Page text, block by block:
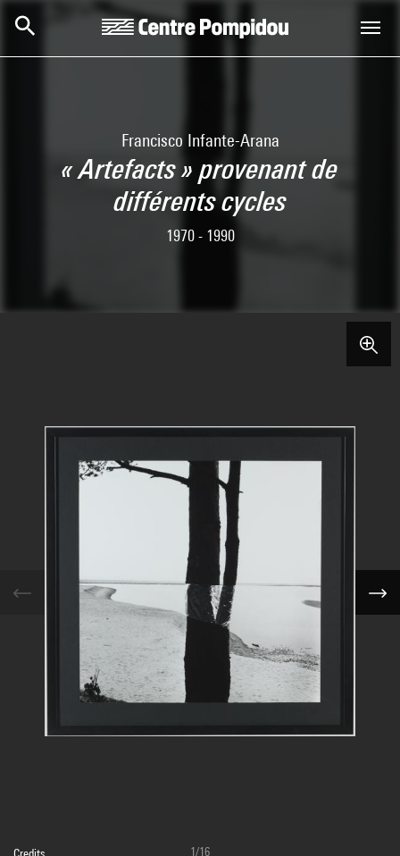
Skip to main content
Centre Pompidou
Francisco Infante-Arana
« Artefacts » provenant de
différents cycles
1970 - 1990
1/16